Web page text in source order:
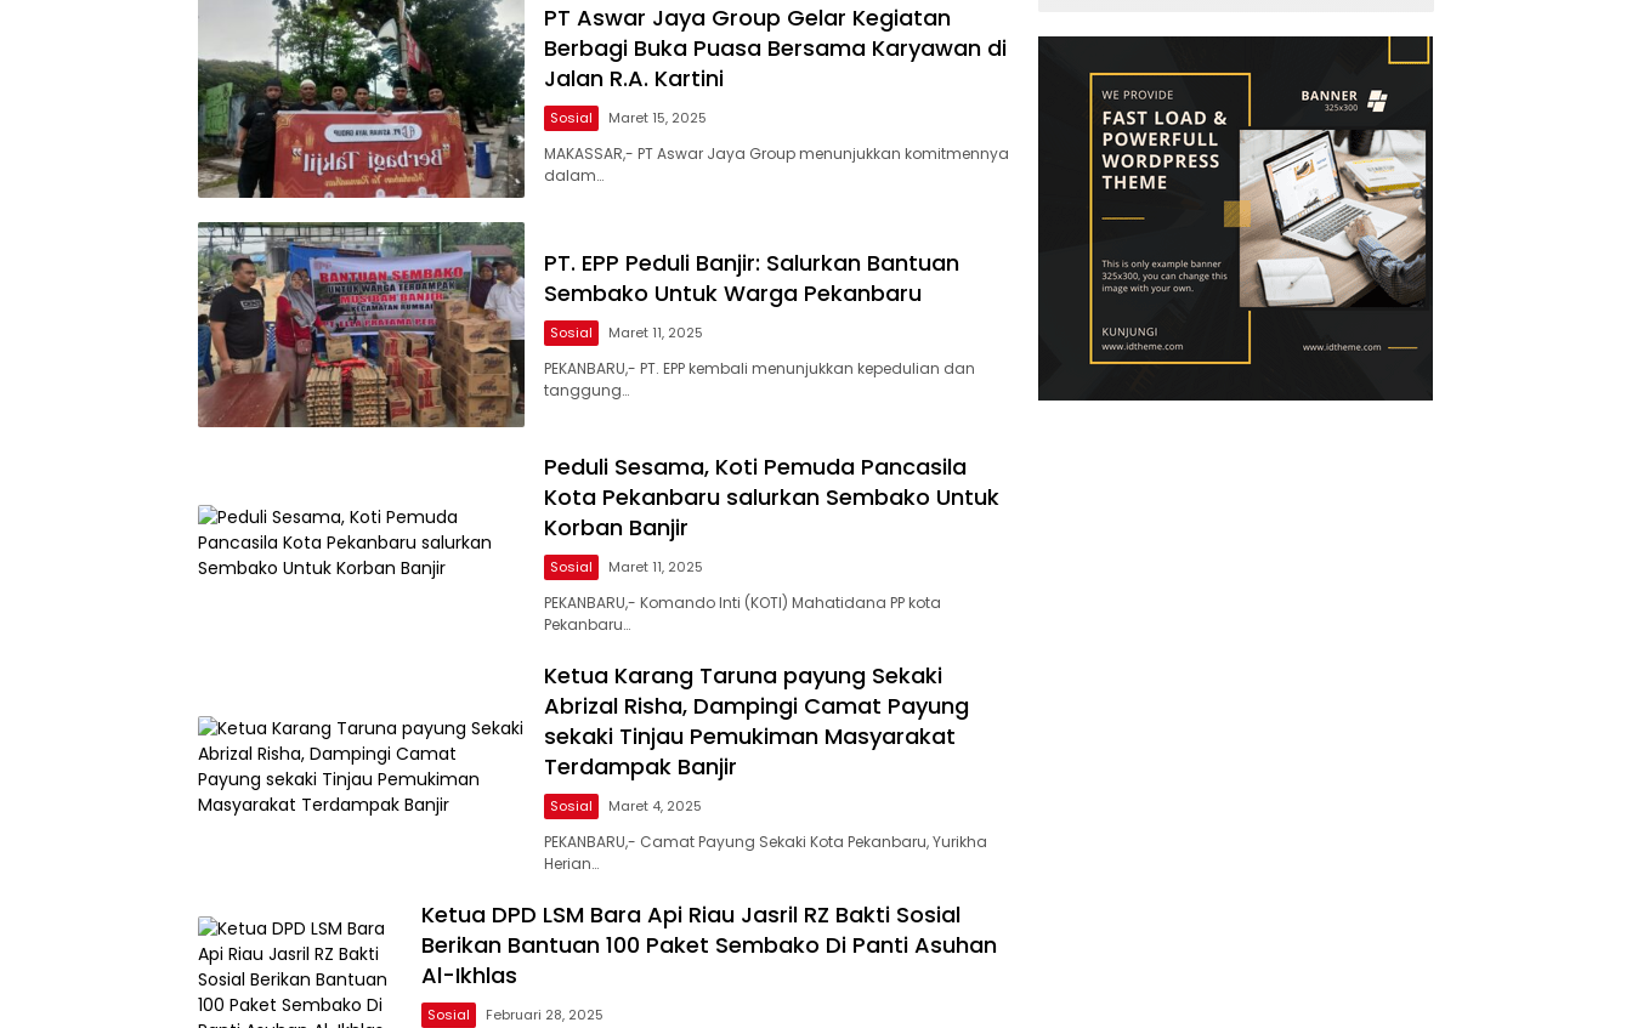
PT Aswar Jaya Group Gelar Kegiatan
Berbagi Buka Puasa Bersama Karyawan di
Jalan R.A. Kartini
Sosial Maret 15, 2025
MAKASSAR,- PT Aswar Jaya Group menunjukkan komitmennya
dalam…
PT. EPP Peduli Banjir: Salurkan Bantuan
Sembako Untuk Warga Pekanbaru
Sosial Maret 11, 2025
PEKANBARU,- PT. EPP kembali menunjukkan kepedulian dan
tanggung…
Peduli Sesama, Koti Pemuda Pancasila
Kota Pekanbaru salurkan Sembako Untuk
Korban Banjir
Sosial Maret 11, 2025
PEKANBARU,- Komando Inti (KOTI) Mahatidana PP kota
Pekanbaru…
Ketua Karang Taruna payung Sekaki
Abrizal Risha, Dampingi Camat Payung
sekaki Tinjau Pemukiman Masyarakat
Terdampak Banjir
Sosial Maret 4, 2025
PEKANBARU,- Camat Payung Sekaki Kota Pekanbaru, Yurikha
Herian…
Ketua DPD LSM Bara Api Riau Jasril RZ Bakti Sosial
Berikan Bantuan 100 Paket Sembako Di Panti Asuhan
Al-Ikhlas
Sosial Februari 28, 2025